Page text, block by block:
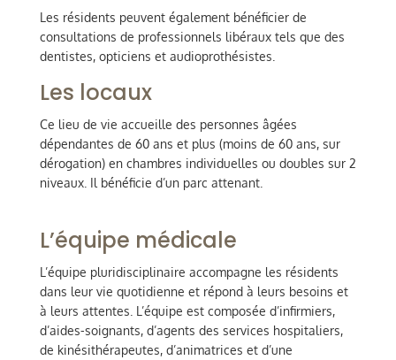
Les résidents peuvent également bénéficier de
consultations de professionnels libéraux tels que des
dentistes, opticiens et audioprothésistes.
Les locaux
Ce lieu de vie accueille des personnes âgées
dépendantes de 60 ans et plus (moins de 60 ans, sur
dérogation) en chambres individuelles ou doubles sur 2
niveaux. Il bénéficie d’un parc attenant.
L’équipe médicale
L’équipe pluridisciplinaire accompagne les résidents
dans leur vie quotidienne et répond à leurs besoins et
à leurs attentes. L’équipe est composée d’infirmiers,
d’aides-soignants, d’agents des services hospitaliers,
de kinésithérapeutes, d’animatrices et d’une